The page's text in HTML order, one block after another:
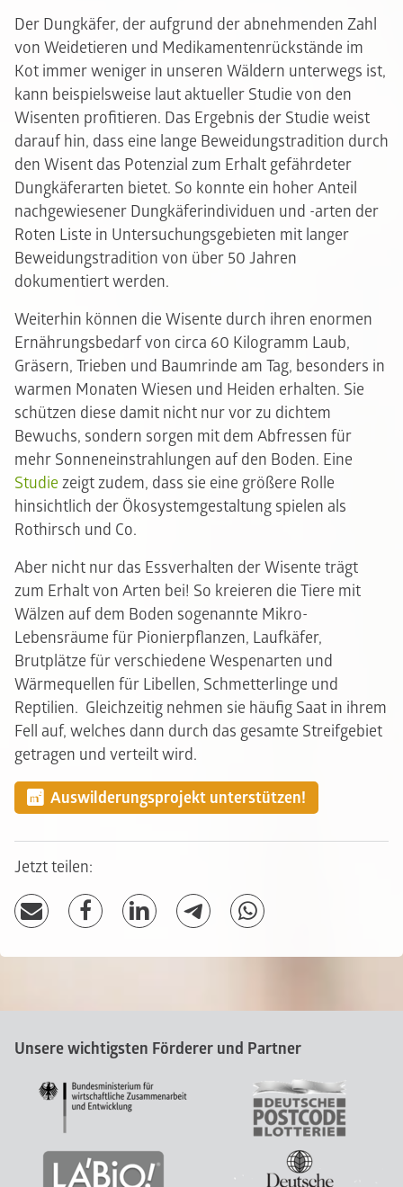
Der Dungkäfer, der aufgrund der abnehmenden Zahl
von Weidetieren und Medikamentenrückstände im
Kot immer weniger in unseren Wäldern unterwegs ist,
kann beispielsweise laut aktueller Studie von den
Wisenten profitieren. Das Ergebnis der Studie weist
darauf hin, dass eine lange Beweidungstradition durch
den Wisent das Potenzial zum Erhalt gefährdeter
Dungkäferarten bietet. So konnte ein hoher Anteil
nachgewiesener Dungkäferindividuen und -arten der
Roten Liste in Untersuchungsgebieten mit langer
Beweidungstradition von über 50 Jahren
dokumentiert werden.
Weiterhin können die Wisente durch ihren enormen
Ernährungsbedarf von circa 60 Kilogramm Laub,
Gräsern, Trieben und Baumrinde am Tag, besonders in
warmen Monaten Wiesen und Heiden erhalten. Sie
schützen diese damit nicht nur vor zu dichtem
Bewuchs, sondern sorgen mit dem Abfressen für
mehr Sonneneinstrahlungen auf den Boden. Eine
Studie zeigt zudem, dass sie eine größere Rolle
hinsichtlich der Ökosystemgestaltung spielen als
Rothirsch und Co.
Aber nicht nur das Essverhalten der Wisente trägt
zum Erhalt von Arten bei! So kreieren die Tiere mit
Wälzen auf dem Boden sogenannte Mikro-
Lebensräume für Pionierpflanzen, Laufkäfer,
Brutplätze für verschiedene Wespenarten und
Wärmequellen für Libellen, Schmetterlinge und
Reptilien. Gleichzeitig nehmen sie häufig Saat in ihrem
Fell auf, welches dann durch das gesamte Streifgebiet
getragen und verteilt wird.
Auswilderungsprojekt unterstützen!
Jetzt teilen:
Unsere wichtigsten Förderer und Partner